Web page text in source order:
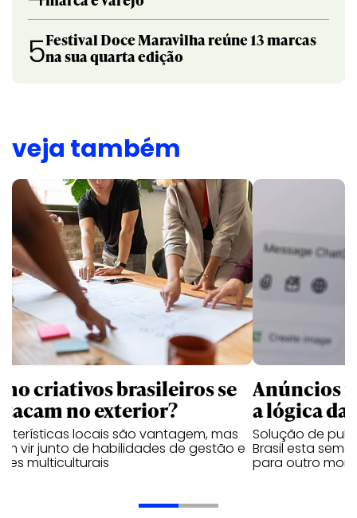
5Festival Doce Maravilha reúne 13 marcas
na sua quarta edição
veja também
criativos brasileiros se
no exterior?
locais são vantagem, mas
vir junto de habilidades de gestão e
multiculturais
Anúncios
a lógica
Solução de
Brasil esta
para outro